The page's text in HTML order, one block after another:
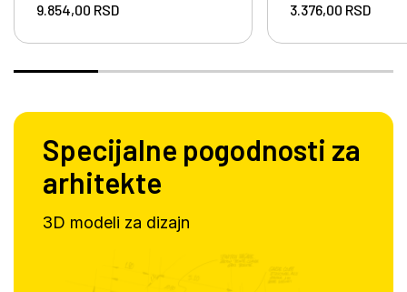
9.854,00 RSD 3.376,00 RSD
Specijalne pogodnosti za
arhitekte
3D modeli za dizajn